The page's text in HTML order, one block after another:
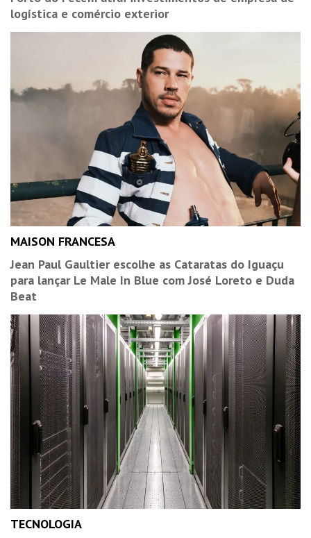
logística e comércio exterior
MAISON FRANCESA
Jean Paul Gaultier escolhe as Cataratas do Iguaçu
para lançar Le Male In Blue com José Loreto e Duda
Beat
TECNOLOGIA